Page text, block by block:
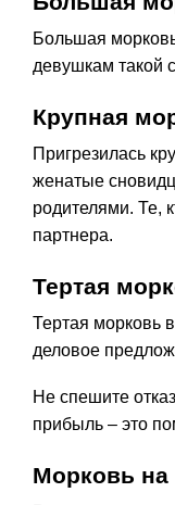
Большая
девушкам такой
Крупная
Пригрезилась
женатые
родителями. Те,
партнера.
Тертая
Тертая морковь
деловое
Не спешите
прибыль – это
Морковь на